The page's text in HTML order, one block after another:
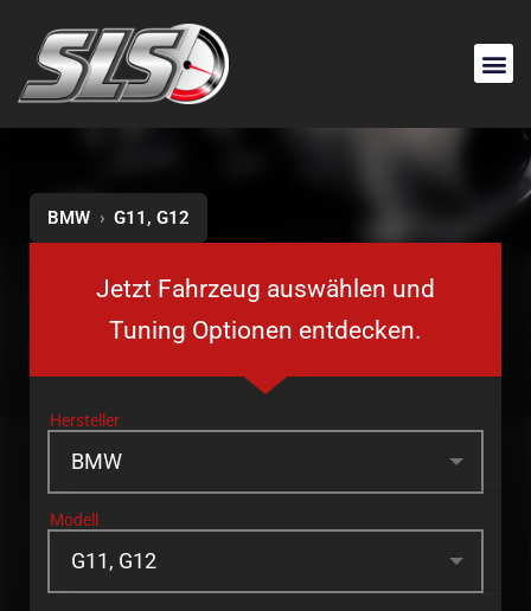
BMW › G11, G12
Jetzt Fahrzeug auswählen und
Tuning Optionen entdecken.
Hersteller
Modell